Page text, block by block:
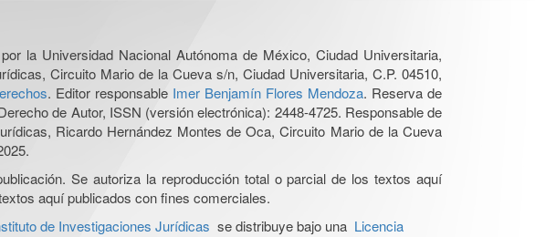
la Universidad Nacional Autónoma de México, Ciudad Universitaria,
Circuito Mario de la Cueva s/n, Ciudad Universitaria, C.P. 04510,
. Editor responsable Imer Benjamín Flores Mendoza. Reserva de
de Autor, ISSN (versión electrónica): 2448-4725. Responsable de
Ricardo Hernández Montes de Oca, Circuito Mario de la Cueva
Se autoriza la reproducción total o parcial de los textos aquí
aquí publicados con fines comerciales.
de Investigaciones Jurídicas se distribuye bajo una Licencia